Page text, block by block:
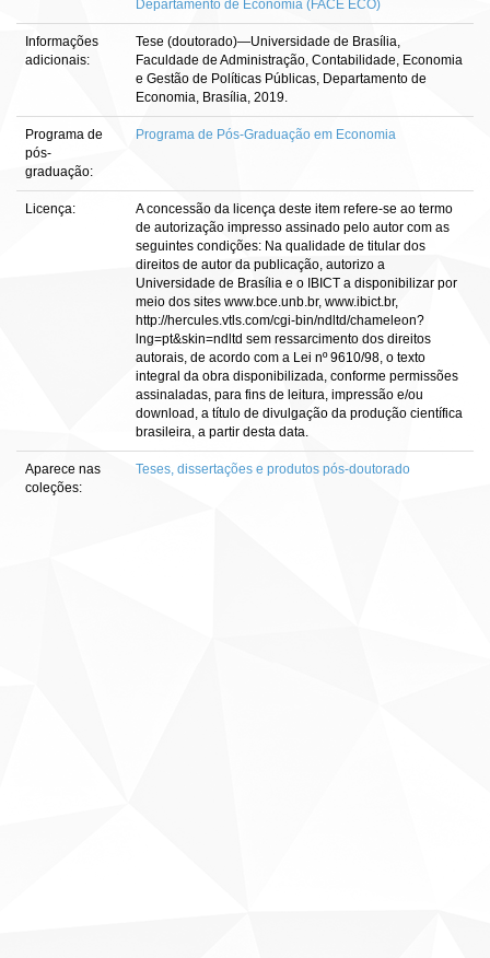
Departamento de Economia (FACE ECO)
Informações
adicionais:
Tese (doutorado)—Universidade de Brasília,
Faculdade de Administração, Contabilidade, Economia
e Gestão de Políticas Públicas, Departamento de
Economia, Brasília, 2019.
Programa de
pós-
graduação:
Programa de Pós-Graduação em Economia
Licença:
A concessão da licença deste item refere-se ao termo
de autorização impresso assinado pelo autor com as
seguintes condições: Na qualidade de titular dos
direitos de autor da publicação, autorizo a
Universidade de Brasília e o IBICT a disponibilizar por
meio dos sites www.bce.unb.br, www.ibict.br,
http://hercules.vtls.com/cgi-bin/ndltd/chameleon?
lng=pt&skin=ndltd sem ressarcimento dos direitos
autorais, de acordo com a Lei nº 9610/98, o texto
integral da obra disponibilizada, conforme permissões
assinaladas, para fins de leitura, impressão e/ou
download, a título de divulgação da produção científica
brasileira, a partir desta data.
Aparece nas
coleções:
Teses, dissertações e produtos pós-doutorado